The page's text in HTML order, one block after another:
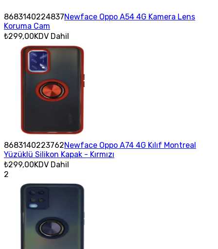
8683140224837Newface Oppo A54 4G Kamera Lens
Koruma Cam
₺299,00KDV Dahil
8683140223762Newface Oppo A74 4G Kılıf Montreal
Yüzüklü Silikon Kapak - Kırmızı
₺299,00KDV Dahil
2